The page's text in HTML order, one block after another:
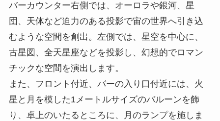
バーカウンター右側では、オーロラや銀河、星
団、天体など迫力のある投影で宙の世界へ引き込
むような空間を創出。左側では、星空を中心に、
古星図、全天星座などを投影し、幻想的でロマン
チックな空間を演出します。
また、フロント付近、バーの入り口付近には、火
星と月を模した1メートルサイズのバルーンを飾
り、卓上のいたるところに、月のランプを施しま